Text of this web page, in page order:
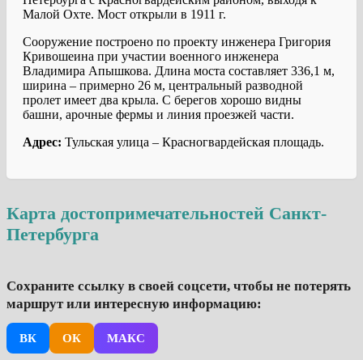
Малой Охте. Мост открыли в 1911 г.
Сооружение построено по проекту инженера Григория
Кривошеина при участии военного инженера
Владимира Апышкова. Длина моста составляет 336,1 м,
ширина – примерно 26 м, центральный разводной
пролет имеет два крыла. С берегов хорошо видны
башни, арочные фермы и линия проезжей части.
Адрес: Тульская улица – Красногвардейская площадь.
Карта достопримечательностей Санкт-
Петербурга
Сохраните ссылку в своей соцсети, чтобы не потерять
маршрут или интересную информацию:
ВК ОК МАКС